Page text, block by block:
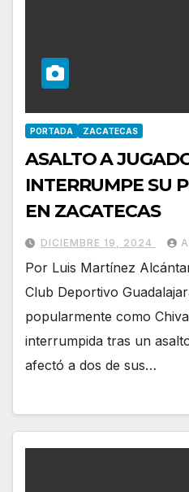
PORTADA ZACATECAS
ASALTO A
INTERRUMPE SU
EN ZACATECAS
DICIEMBRE 19, 2024
Por Luis Martínez
Club Deportivo
popularmente como
interrumpida tras un
afectó a dos de sus…